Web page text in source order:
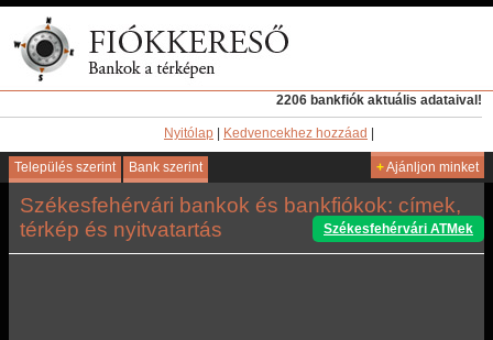
2206 bankfiók aktuális adataival!
Nyitólap Kedvencekhez hozzáad
Település szerint Bank szerint +Ajánljon minket
Székesfehérvári bankok és bankfiókok: címek,
térkép és nyitvatartás
Székesfehérvári ATMek